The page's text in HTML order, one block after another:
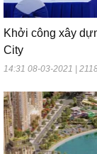
Khởi công xây
City
14:31 08-03-2021 |